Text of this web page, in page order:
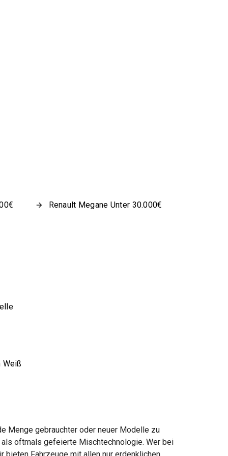
Renault Megane Unter 30.000€
Weiß
Menge gebrauchter oder neuer Modelle zu
als oftmals gefeierte Mischtechnologie. Wer bei